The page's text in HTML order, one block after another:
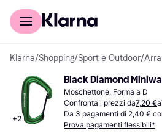
Per il tuo shopping
Klarna/Shopping/Sport e Outdoor/
+2
Black Diamond
Moschettone, Forma a D
Confronta i prezzi da7,20 €a
Da 3 pagamenti di 2,40 €
Prova pagamenti flessibili*